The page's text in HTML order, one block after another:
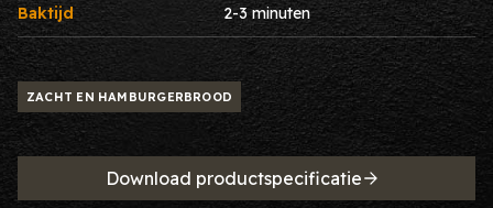
Baktijd 2-3 minuten
ZACHT EN HAMBURGERBROOD
Download productspecificatie